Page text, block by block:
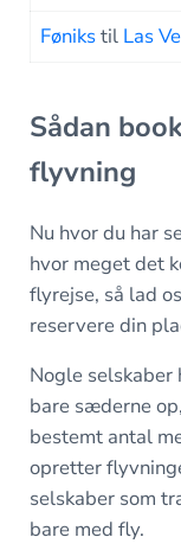
Fønikstil Las
Sådan
flyvning
Nu hvor du har
hvor meget det
flyrejse, så lad
reservere din
Nogle
bare sæderne
bestemt antal
opretter
selskaber som
bare med fly.